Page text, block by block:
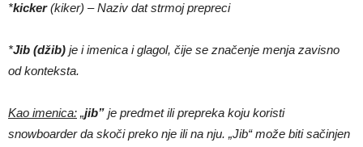
*kicker(kiker) – Naziv dat strmoj prepreci
*Jib (džib) je i imenica i glagol, čije se značenje menja zavisno
od konteksta.
Kao imenica: „jib” je predmet ili prepreka koju koristi
snowboarder da skoči preko nje ili na nju. „Jib“ može biti sačinjen